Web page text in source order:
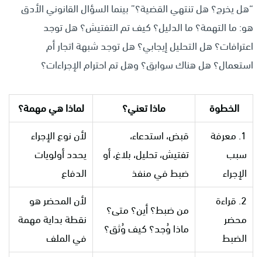
“هل يخرج؟ هل تنتهي القضية؟” بينما السؤال القانوني الأدق
هو: ما التهمة؟ ما الدليل؟ كيف تم التفتيش؟ هل توجد
اعترافات؟ هل التحليل إيجابي؟ هل توجد شبهة اتجار أم
استعمال؟ هل هناك سوابق؟ وهل تم احترام الإجراءات؟
الخطوة ماذا تعني؟
لماذا هي مهمة؟
1. معرفة
سبب
الإجراء
قبض، استدعاء،
تفتيش، تحليل، بلاغ، أو
ضبط في منفذ
لأن نوع الإجراء
يحدد أولويات
الدفاع
2. قراءة
محضر
الضبط
من ضبط؟ أين؟ متى؟
ماذا وُجد؟ كيف وُثق؟
لأن المحضر هو
نقطة بداية مهمة
في الملف